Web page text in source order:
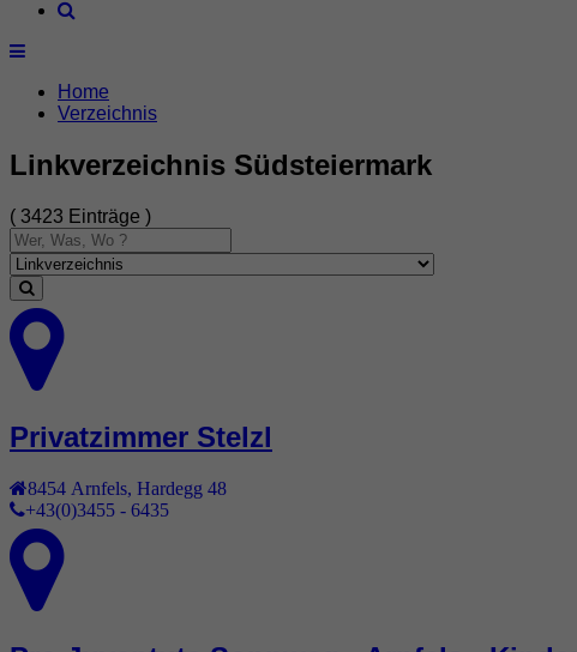
Home
Verzeichnis
Linkverzeichnis Südsteiermark
( 3423 Einträge )
Privatzimmer Stelzl
8454 Arnfels Hardegg 48
+43(0)3455 - 6435